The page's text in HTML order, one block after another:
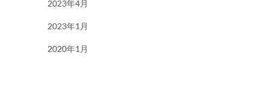
2023年4月
2023年1月
2020年1月